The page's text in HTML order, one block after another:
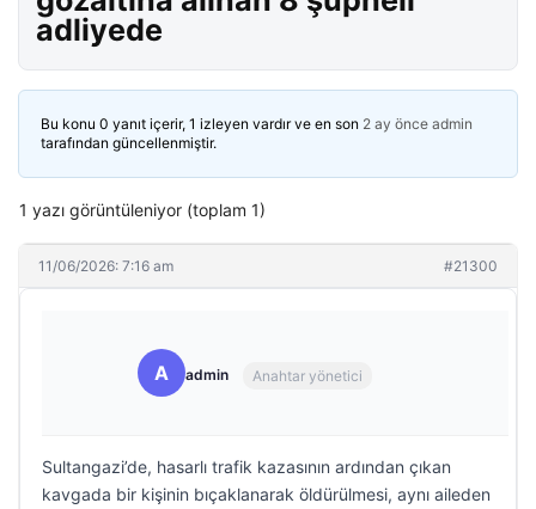
adliyede
Bu konu 0 yanıt içerir, 1 izleyen vardır ve en son 2 ay önce admin
tarafından güncellenmiştir.
1 yazı görüntüleniyor (toplam 1)
11/06/2026: 7:16 am #21300
A admin Anahtar yönetici
Sultangazi’de, hasarlı trafik kazasının ardından çıkan
kavgada bir kişinin bıçaklanarak öldürülmesi, aynı aileden